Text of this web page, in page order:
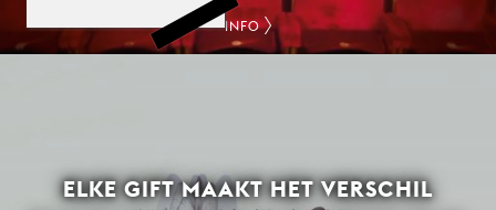
INFO
ELKE GIFT MAAKT HET VERSCHIL